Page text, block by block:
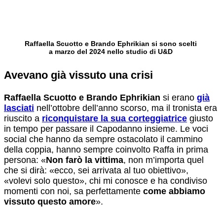
Raffaella Scuotto e Brando Ephrikian si sono scelti
a marzo del 2024 nello studio di U&D
Avevano già vissuto una crisi
Raffaella Scuotto e Brando Ephrikian si erano già
lasciati nell’ottobre dell’anno scorso, ma il tronista era
riuscito a riconquistare la sua corteggiatrice giusto
in tempo per passare il Capodanno insieme. Le voci
social che hanno da sempre ostacolato il cammino
della coppia, hanno sempre coinvolto Raffa in prima
persona: «Non farò la vittima, non m’importa quel
che si dirà: «ecco, sei arrivata al tuo obiettivo»,
«volevi solo questo», chi mi conosce e ha condiviso
momenti con noi, sa perfettamente come abbiamo
vissuto questo amore».